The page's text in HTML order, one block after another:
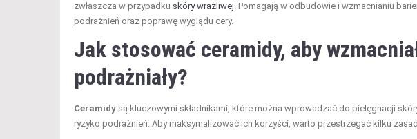
zwłaszcza w przypadku skóry wrażliwej. Pomagają w odbudowie i wzmacnianiu
podrażnień oraz poprawę wyglądu cery.
Jak stosować ceramidy, aby
podrażniały?
Ceramidy są kluczowymi składnikami, które można wprowadzać do pielęgnacji
ryzyko podrażnień. Aby maksymalizować ich korzyści, warto przestrzegać kilku